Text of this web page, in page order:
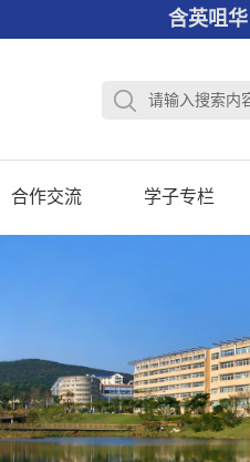
含英咀
合作交流 学子专栏